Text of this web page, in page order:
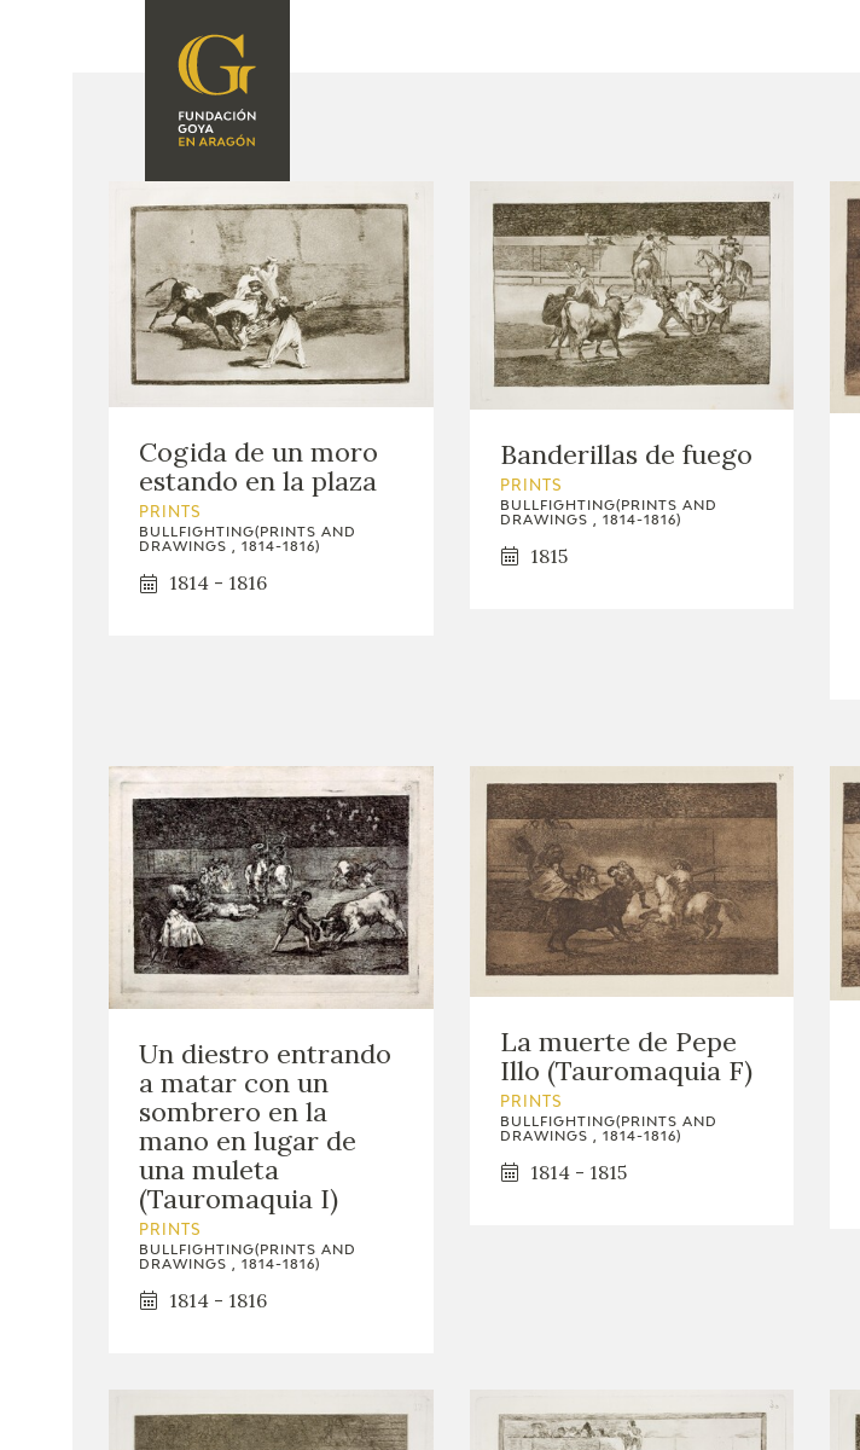
FOUNDATION
SOMOS
CIDG
CORPORATE
ACTION
SEDE
ACTIVIDADES
EL VIAJE DE GOYA
CATÁLOGO
Cogida de un moro
estando en la plaza
PRINTS
BULLFIGHTING(PRINTS AND
DRAWINGS , 1814-1816)
1814 - 1816
Banderillas de fuego
PRINTS
BULLFIGHTING(PRINTS AND
DRAWINGS , 1814-1816)
1815
Un diestro entrando
a matar con un
sombrero en la
mano en lugar de
una muleta
(Tauromaquia I)
PRINTS
BULLFIGHTING(PRINTS AND
DRAWINGS , 1814-1816)
1814 - 1816
La muerte de Pepe
Illo (Tauromaquia F)
PRINTS
BULLFIGHTING(PRINTS AND
DRAWINGS , 1814-1816)
1814 - 1815